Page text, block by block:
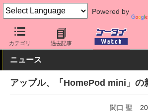
Powered by
カテゴリ 過去記事
ケータイ Watch 周辺機器/アクセサリー
ニュース
アップル、「HomePod mini」の
関口 聖